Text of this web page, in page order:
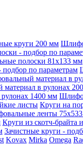
круги 200 мм
- подбор по
полоски 81x133 мм
по параметрам
материал в
в рулонах
1400 мм
листы Круги на
ленты
Круги из скотч-брайта
Зачистные круги -
Kovax Mirka Omega